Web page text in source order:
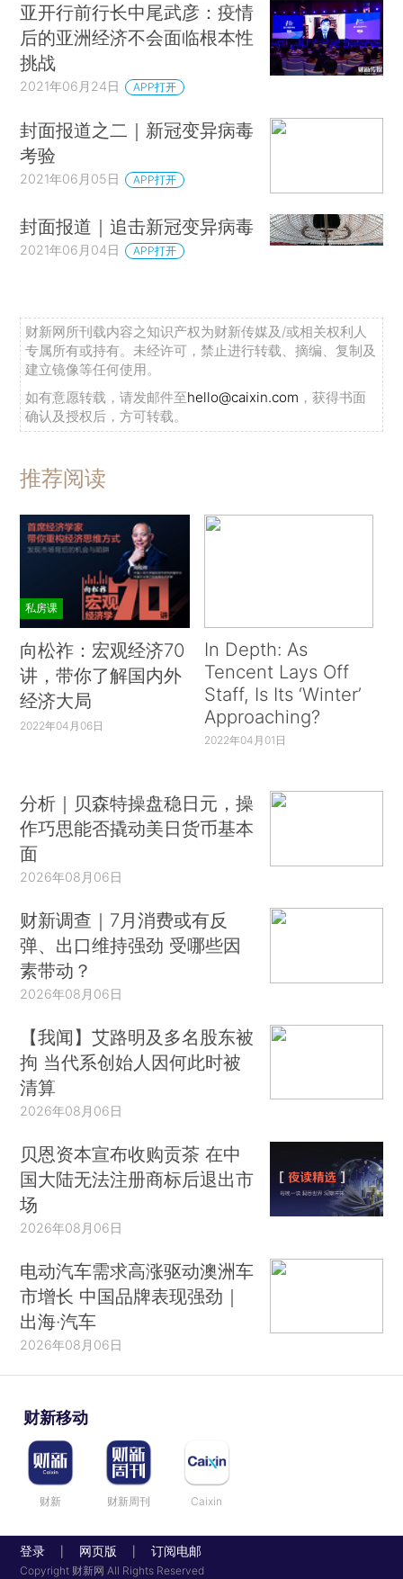
亚开行前行长中尾武彦：疫情
后的亚洲经济不会面临根本性
挑战
2021年06月24日 APP打开
封面报道之二｜新冠变异病毒
考验
2021年06月05日 APP打开
封面报道｜追击新冠变异病毒
2021年06月04日 APP打开
财新网所刊载内容之知识产权为财新传媒及/或相关权利人
专属所有或持有。未经许可，禁止进行转载、摘编、复制及
建立镜像等任何使用。
如有意愿转载，请发邮件至hello@caixin.com ，获得书面
确认及授权后，方可转载。
推荐阅读
私房课
向松祚：宏观经济70
讲，带你了解国内外
经济大局
2022年04月06日
In Depth: As
Tencent Lays Off
Staff, Is Its ‘Winter’
Approaching?
2022年04月01日
分析｜贝森特操盘稳日元，操
作巧思能否撬动美日货币基本
面
2026年08月06日
财新调查｜7月消费或有反
弹、出口维持强劲 受哪些因
素带动？
2026年08月06日
【我闻】艾路明及多名股东被
拘 当代系创始人因何此时被
清算
2026年08月06日
贝恩资本宣布收购贡茶 在中
国大陆无法注册商标后退出市
场
2026年08月06日
电动汽车需求高涨驱动澳洲车
市增长 中国品牌表现强劲｜
出海·汽车
2026年08月06日
财新移动
财新 财新周刊 Caixin
登录 网页版 订阅电邮
Copyright 财新网 All Rights Reserved